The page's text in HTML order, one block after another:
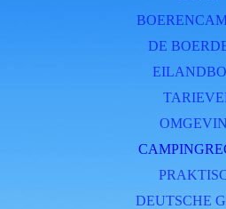
DE
DEUTSCHE